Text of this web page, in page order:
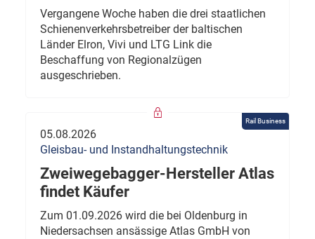
Vergangene Woche haben die drei staatlichen
Schienenverkehrsbetreiber der baltischen
Länder Elron, Vivi und LTG Link die
Beschaffung von Regionalzügen
ausgeschrieben.
Rail Business
05.08.2026
Gleisbau- und Instandhaltungstechnik
Zweiwegebagger-Hersteller Atlas
findet Käufer
Zum 01.09.2026 wird die bei Oldenburg in
Niedersachsen ansässige Atlas GmbH von